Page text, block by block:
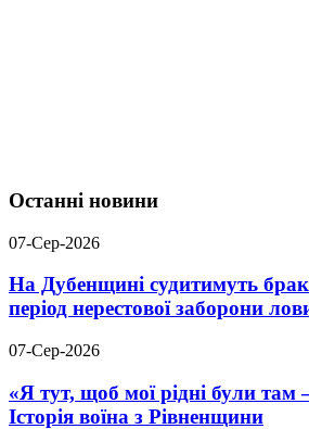
Останні новини
07-Сер-2026
На Дубенщині судитимуть
період нерестової заборони
07-Сер-2026
«Я тут, щоб мої рідні були там
Історія воїна з Рівненщини